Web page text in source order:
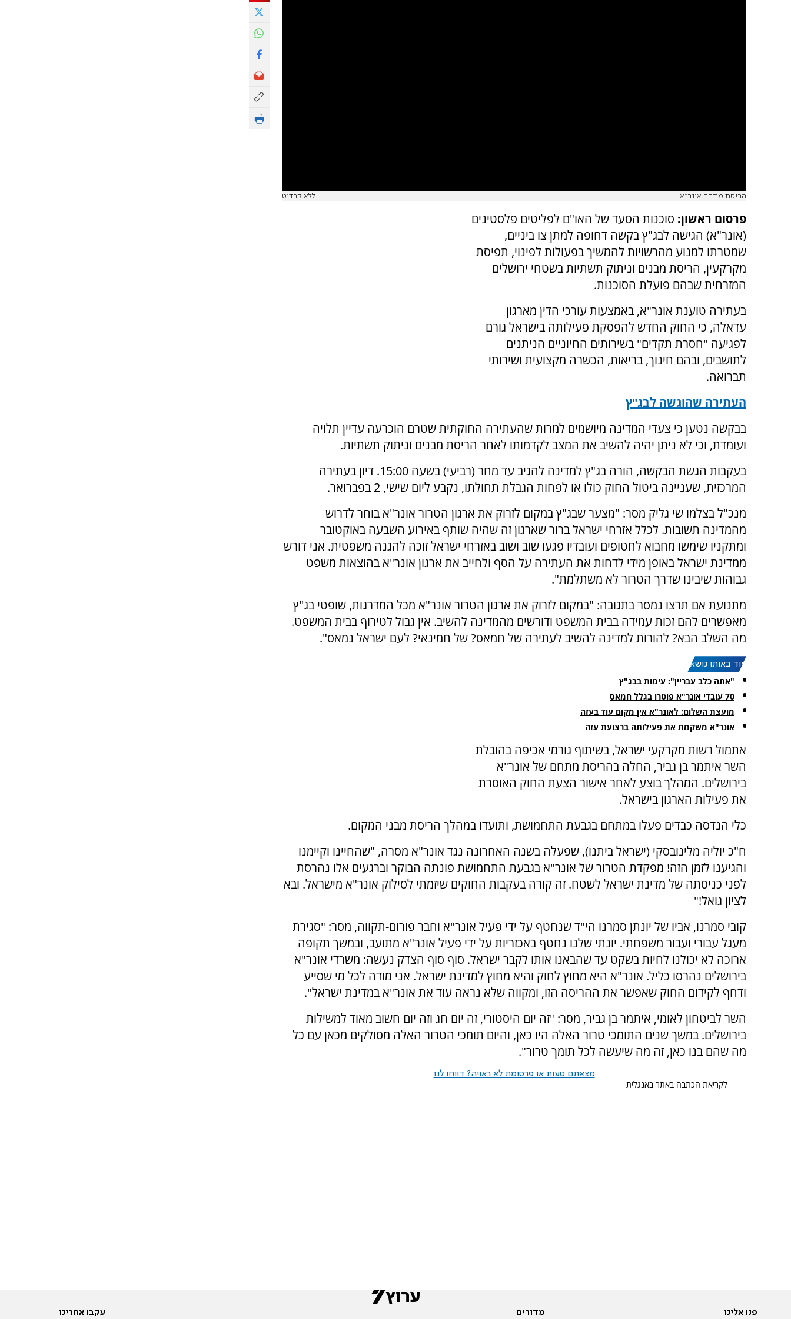
הריסת מתחם אונר"א ללא קרדיט
פרסום ראשון: סוכנות הסעד של האו"ם לפליטים פלסטינים
(אונר"א) הגישה לבג"ץ בקשה דחופה למתן צו ביניים,
שמטרתו למנוע מהרשויות להמשיך בפעולות לפינוי, תפיסת
מקרקעין, הריסת מבנים וניתוק תשתיות בשטחי ירושלים
המזרחית שבהם פועלת הסוכנות.
בעתירה טוענת אונר"א, באמצעות עורכי הדין מארגון
עדאלה, כי החוק החדש להפסקת פעילותה בישראל גורם
לפגיעה "חסרת תקדים" בשירותים החיוניים הניתנים
לתושבים, ובהם חינוך, בריאות, הכשרה מקצועית ושירותי
תברואה.
העתירה שהוגשה לבג"ץ
בבקשה נטען כי צעדי המדינה מיושמים למרות שהעתירה החוקתית שטרם הוכרעה עדיין תלויה
ועומדת, וכי לא ניתן יהיה להשיב את המצב לקדמותו לאחר הריסת מבנים וניתוק תשתיות.
בעקבות הגשת הבקשה, הורה בג"ץ למדינה להגיב עד מחר (רביעי) בשעה 15:00. דיון בעתירה
המרכזית, שעניינה ביטול החוק כולו או לפחות הגבלת תחולתו, נקבע ליום שישי, 2 בפברואר.
מנכ"ל בצלמו שי גליק מסר: "מצער שבג"ץ במקום לזרוק את ארגון הטרור אונר"א בוחר לדרוש
מהמדינה תשובות. לכלל אזרחי ישראל ברור שארגון זה שהיה שותף באירוע השבעה באוקטובר
ומתקניו שימשו מחבוא לחטופים ועובדיו פגעו שוב ושוב באזרחי ישראל זוכה להגנה משפטית. אני דורש
ממדינת ישראל באופן מידי לדחות את העתירה על הסף ולחייב את ארגון אונר"א בהוצאות משפט
גבוהות שיבינו שדרך הטרור לא משתלמת".
מתנועת אם תרצו נמסר בתגובה: "במקום לזרוק את ארגון הטרור אונר"א מכל המדרגות, שופטי בג''ץ
מאפשרים להם זכות עמידה בבית המשפט ודורשים מהמדינה להשיב. אין גבול לטירוף בבית המשפט.
מה השלב הבא? להורות למדינה להשיב לעתירה של חמאס? של חמינאי? לעם ישראל נמאס".
עוד באותו נושא:
"אתה כלב עבריין": עימות בבג"ץ
70 עובדי אונר"א פוטרו בגלל חמאס
מועצת השלום: לאונר"א אין מקום עוד בעזה
אונר"א משקמת את פעילותה ברצועת עזה
אתמול רשות מקרקעי ישראל, בשיתוף גורמי אכיפה בהובלת
השר איתמר בן גביר, החלה בהריסת מתחם של אונר"א
בירושלים. המהלך בוצע לאחר אישור הצעת החוק האוסרת
את פעילות הארגון בישראל.
כלי הנדסה כבדים פעלו במתחם בגבעת התחמושת, ותועדו במהלך הריסת מבני המקום.
ח"כ יוליה מלינובסקי (ישראל ביתנו), שפעלה בשנה האחרונה נגד אונר"א מסרה, "שהחיינו וקיימנו
והגיענו לזמן הזה! מפקדת הטרור של אונר"א בגבעת התחמושת פונתה הבוקר וברגעים אלו נהרסת
לפני כניסתה של מדינת ישראל לשטח. זה קורה בעקבות החוקים שיזמתי לסילוק אונר"א מישראל. ובא
לציון גואל!"
קובי סמרנו, אביו של יונתן סמרנו הי"ד שנחטף על ידי פעיל אונר"א וחבר פורום-תקווה, מסר: "סגירת
מעגל עבורי ועבור משפחתי. יונתי שלנו נחטף באכזריות על ידי פעיל אונר"א מתועב, ובמשך תקופה
ארוכה לא יכולנו לחיות בשקט עד שהבאנו אותו לקבר ישראל. סוף סוף הצדק נעשה: משרדי אונר"א
בירושלים נהרסו כליל. אונר"א היא מחוץ לחוק והיא מחוץ למדינת ישראל. אני מודה לכל מי שסייע
ודחף לקידום החוק שאפשר את ההריסה הזו, ומקווה שלא נראה עוד את אונר"א במדינת ישראל".
השר לביטחון לאומי, איתמר בן גביר, מסר: "זה יום היסטורי, זה יום חג וזה יום חשוב מאוד למשילות
בירושלים. במשך שנים התומכי טרור האלה היו כאן, והיום תומכי הטרור האלה מסולקים מכאן עם כל
מה שהם בנו כאן, זה מה שיעשה לכל תומך טרור".
מצאתם טעות או פרסומת לא ראויה? דווחו לנו
לקריאת הכתבה באתר באנגלית
פנו אלינו מדורים עקבו אחרינו